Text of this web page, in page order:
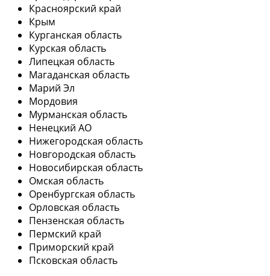
Красноярский край
Крым
Курганская область
Курская область
Липецкая область
Магаданская область
Марий Эл
Мордовия
Мурманская область
Ненецкий АО
Нижегородская область
Новгородская область
Новосибирская область
Омская область
Оренбургская область
Орловская область
Пензенская область
Пермский край
Приморский край
Псковская область